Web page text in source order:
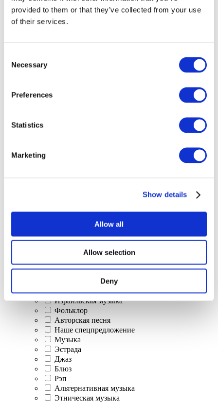
provided to them or that they’ve collected from your use
of their services.
Selection
Necessary
Preferences
Statistics
Marketing
Show details
Allow all
Allow selection
Deny
Классическая музыка
Поп-музыка
Джаз и блюз
Израильская музыка
Фольклор
Авторская песня
Наше спецпредложение
Музыка
Эстрада
Джаз
Блюз
Рэп
Альтернативная музыка
Этническая музыка